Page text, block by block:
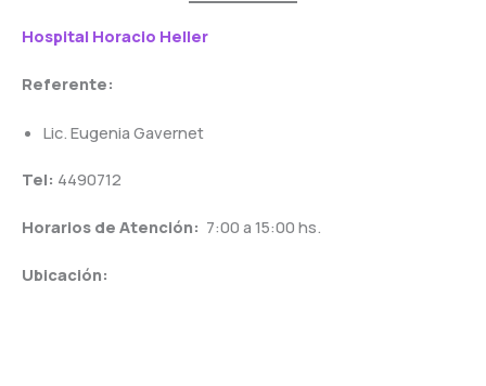
Hospital Horacio Heller
Referente:
Lic. Eugenia Gavernet
Tel: 4490712
Horarios de Atención: 7:00 a 15:00 hs.
Ubicación: